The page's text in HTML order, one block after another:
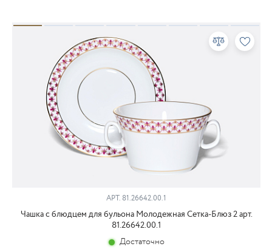
АРТ. 81.26642.00.1
Чашка с блюдцем для бульона Молодежная Сетка-Блюз 2 арт.
81.26642.00.1
Достаточно